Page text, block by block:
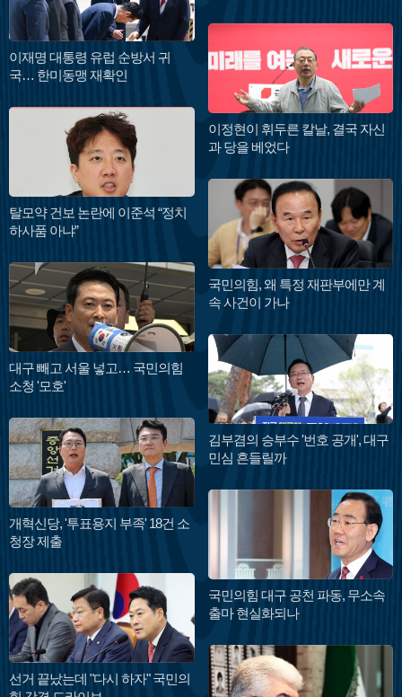
이재명 대통령 유럽 순방서 귀
국… 한미동맹 재확인
탈모약 건보 논란에 이준석 “정치
하사품 아냐”
대구 빼고 서울 넣고… 국민의힘
소청 '모호'
개혁신당, '투표용지 부족' 18건 소
청장 제출
선거 끝났는데 "다시 하자" 국민의
이정현이 휘두른 칼날, 결국 자신
과 당을 베었다
국민의힘, 왜 특정 재판부에만 계
속 사건이 가나
김부겸의 승부수 '번호 공개', 대구
민심 흔들릴까
국민의힘 대구 공천 파동, 무소속
출마 현실화되나